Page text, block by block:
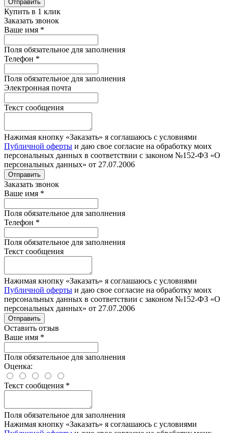
Отправить
Купить в 1 клик
Заказать звонок
Ваше имя *
Поля обязательное для заполнения
Телефон *
Поля обязательное для заполнения
Электронная почта
Текст сообщения
Нажимая кнопку «Заказать» я соглашаюсь с условиями
Публичной оферты и даю свое согласие на обработку моих
персональных данных в соответствии с законом №152-ФЗ «О
персональных данных» от 27.07.2006
Отправить
Заказать звонок
Ваше имя *
Поля обязательное для заполнения
Телефон *
Поля обязательное для заполнения
Текст сообщения
Нажимая кнопку «Заказать» я соглашаюсь с условиями
Публичной оферты и даю свое согласие на обработку моих
персональных данных в соответствии с законом №152-ФЗ «О
персональных данных» от 27.07.2006
Отправить
Оставить отзыв
Ваше имя *
Поля обязательное для заполнения
Оценка:
Текст сообщения *
Поля обязательное для заполнения
Нажимая кнопку «Заказать» я соглашаюсь с условиями